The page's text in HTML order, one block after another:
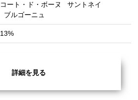
コート・ド・ボーヌ
サントネイ
ブルゴーニュ
13%
詳細を見る